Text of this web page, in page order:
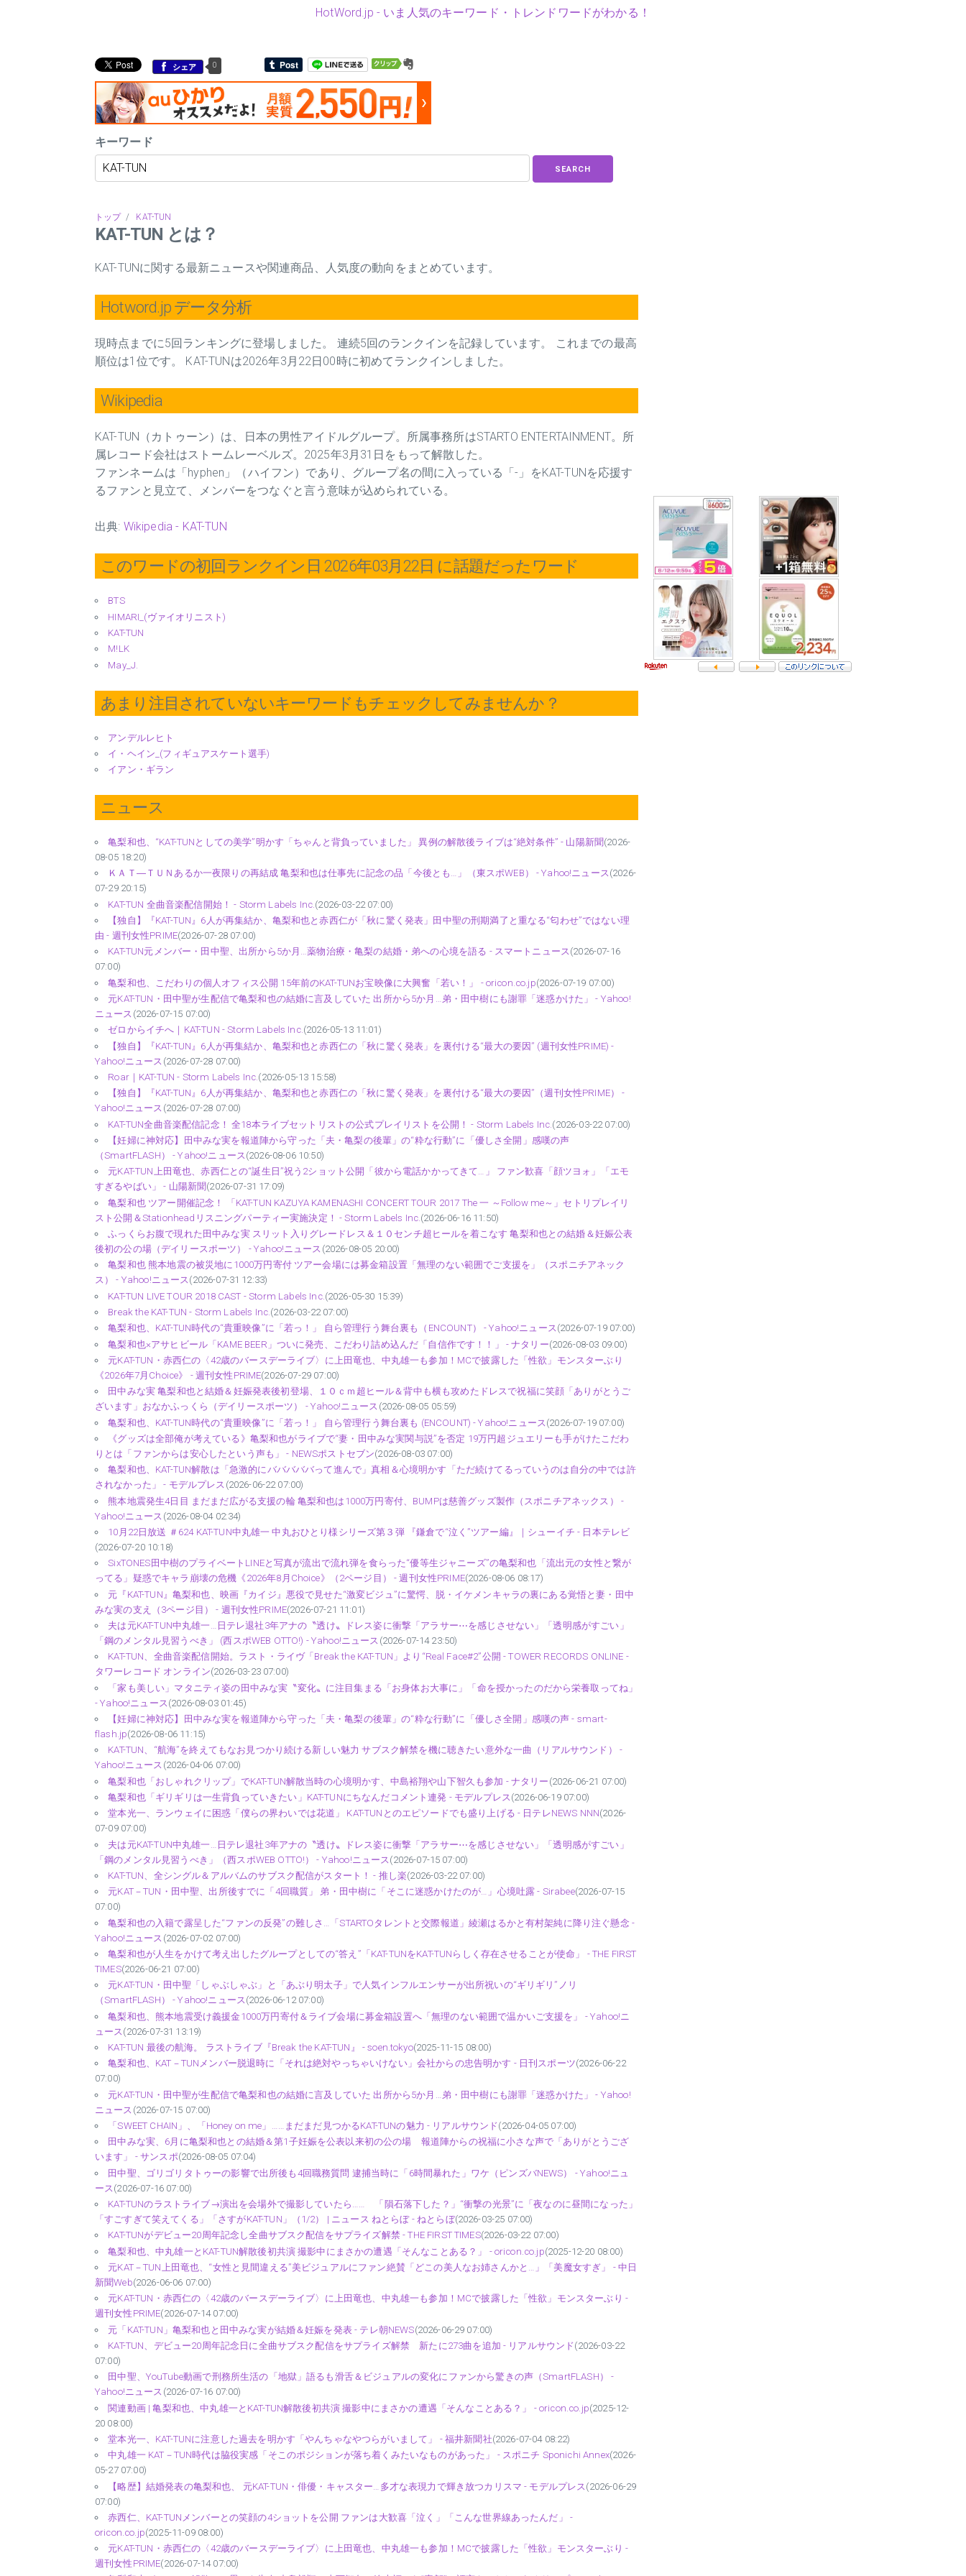
HotWord.jp - いま人気のキーワード・トレンドワードがわかる！
シェア 0
キーワード
SEARCH
トップ/ KAT-TUN
KAT-TUN とは？
KAT-TUNに関する最新ニュースや関連商品、人気度の動向をまとめています。
Hotword.jp データ分析
現時点までに5回ランキングに登場しました。 連続5回のランクインを記録しています。 これまでの最高
順位は1位です。 KAT-TUNは2026年3月22日00時に初めてランクインしました。
Wikipedia
KAT-TUN（カトゥーン）は、日本の男性アイドルグループ。所属事務所はSTARTO ENTERTAINMENT。所
属レコード会社はストームレーベルズ。2025年3月31日をもって解散した。
ファンネームは「hyphen」（ハイフン）であり、グループ名の間に入っている「-」をKAT-TUNを応援す
るファンと見立て、メンバーをつなぐと言う意味が込められている。
出典: Wikipedia - KAT-TUN
このワードの初回ランクイン日 2026年03月22日 に話題だったワード
BTS
HIMARI_(ヴァイオリニスト)
KAT-TUN
M!LK
May_J.
あまり注目されていないキーワードもチェックしてみませんか？
アンデルレヒト
イ・ヘイン_(フィギュアスケート選手)
イアン・ギラン
ニュース
亀梨和也、“KAT-TUNとしての美学”明かす「ちゃんと背負っていました」 異例の解散後ライブは“絶対条件” - 山陽新聞(2026-
08-05 18:20)
ＫＡＴ―ＴＵＮあるか一夜限りの再結成 亀梨和也は仕事先に記念の品「今後とも…」（東スポWEB） - Yahoo!ニュース(2026-
07-29 20:15)
KAT-TUN 全曲音楽配信開始！ - Storm Labels Inc. (2026-03-22 07:00)
【独自】『KAT-TUN』6人が再集結か、亀梨和也と赤西仁が「秋に驚く発表」田中聖の刑期満了と重なる“匂わせ”ではない理
由 - 週刊女性PRIME(2026-07-28 07:00)
KAT-TUN元メンバー・田中聖、出所から5か月…薬物治療・亀梨の結婚・弟への心境を語る - スマートニュース(2026-07-16
07:00)
亀梨和也、こだわりの個人オフィス公開 15年前のKAT-TUNお宝映像に大興奮「若い！」 - oricon.co.jp(2026-07-19 07:00)
元KAT-TUN・田中聖が生配信で亀梨和也の結婚に言及していた 出所から5か月…弟・田中樹にも謝罪「迷惑かけた」 - Yahoo!
ニュース (2026-07-15 07:00)
ゼロからイチへ｜KAT-TUN - Storm Labels Inc.(2026-05-13 11:01)
【独自】『KAT-TUN』6人が再集結か、亀梨和也と赤西仁の「秋に驚く発表」を裏付ける“最大の要因” (週刊女性PRIME) -
Yahoo!ニュース (2026-07-28 07:00)
Roar｜KAT-TUN - Storm Labels Inc.(2026-05-13 15:58)
【独自】『KAT-TUN』6人が再集結か、亀梨和也と赤西仁の「秋に驚く発表」を裏付ける“最大の要因”（週刊女性PRIME） -
Yahoo!ニュース (2026-07-28 07:00)
KAT-TUN全曲音楽配信記念！ 全18本ライブセットリストの公式プレイリストを公開！ - Storm Labels Inc. (2026-03-22 07:00)
【妊婦に神対応】田中みな実を報道陣から守った「夫・亀梨の後輩」の“粋な行動”に「優しさ全開」感嘆の声
（SmartFLASH） - Yahoo!ニュース(2026-08-06 10:50)
元KAT-TUN上田竜也、赤西仁との“誕生日”祝う2ショット公開「彼から電話かかってきて…」 ファン歓喜「顔ツヨォ」「エモ
すぎるやばい」 - 山陽新聞(2026-07-31 17:09)
亀梨和也 ツアー開催記念！ 「KAT-TUN KAZUYA KAMENASHI CONCERT TOUR 2017 The 一 ～Follow me～」セトリプレイリ
スト公開＆Stationheadリスニングパーティー実施決定！ - Storm Labels Inc. (2026-06-16 11:50)
ふっくらお腹で現れた田中みな実 スリット入りグレードレス＆１０センチ超ヒールを着こなす 亀梨和也との結婚＆妊娠公表
後初の公の場（デイリースポーツ） - Yahoo!ニュース (2026-08-05 20:00)
亀梨和也 熊本地震の被災地に1000万円寄付 ツアー会場には募金箱設置「無理のない範囲でご支援を」（スポニチアネック
ス） - Yahoo!ニュース(2026-07-31 12:33)
KAT-TUN LIVE TOUR 2018 CAST - Storm Labels Inc. (2026-05-30 15:39)
Break the KAT-TUN - Storm Labels Inc.(2026-03-22 07:00)
亀梨和也、KAT-TUN時代の“貴重映像”に「若っ！」 自ら管理行う舞台裏も（ENCOUNT） - Yahoo!ニュース(2026-07-19 07:00)
亀梨和也×アサヒビール「KAME BEER」ついに発売、こだわり詰め込んだ「自信作です！！」 - ナタリー(2026-08-03 09:00)
元KAT-TUN・赤西仁の〈42歳のバースデーライブ〉に上田竜也、中丸雄一も参加！MCで披露した「性欲」モンスターぶり
《2026年7月Choice》 - 週刊女性PRIME(2026-07-29 07:00)
田中みな実 亀梨和也と結婚＆妊娠発表後初登場、１０ｃｍ超ヒール＆背中も横も攻めたドレスで祝福に笑顔「ありがとうご
ざいます」おなかふっくら（デイリースポーツ） - Yahoo!ニュース (2026-08-05 05:59)
亀梨和也、KAT-TUN時代の“貴重映像”に「若っ！」 自ら管理行う舞台裏も (ENCOUNT) - Yahoo!ニュース (2026-07-19 07:00)
《グッズは全部俺が考えている》亀梨和也がライブで“妻・田中みな実関与説”を否定 19万円超ジュエリーも手がけたこだわ
りとは「ファンからは安心したという声も」 - NEWSポストセブン(2026-08-03 07:00)
亀梨和也、KAT-TUN解散は「急激的にバババババって進んで」真相＆心境明かす「ただ続けてるっていうのは自分の中では許
されなかった」 - モデルプレス (2026-06-22 07:00)
熊本地震発生4日目 まだまだ広がる支援の輪 亀梨和也は1000万円寄付、BUMPは慈善グッズ製作（スポニチアネックス） -
Yahoo!ニュース (2026-08-04 02:34)
10月22日放送 ＃624 KAT-TUN中丸雄一 中丸おひとり様シリーズ第３弾 『鎌倉で“泣く”ツアー編』｜シューイチ - 日本テレビ
(2026-07-20 10:18)
SixTONES田中樹のプライベートLINEと写真が流出で流れ弾を食らった“優等生ジャニーズ”の亀梨和也「流出元の女性と繋が
ってる」疑惑でキャラ崩壊の危機《2026年8月Choice》（2ページ目） - 週刊女性PRIME(2026-08-06 08:17)
元『KAT-TUN』亀梨和也、映画『カイジ』悪役で見せた“激変ビジュ”に驚愕、脱・イケメンキャラの裏にある覚悟と妻・田中
みな実の支え（3ページ目） - 週刊女性PRIME(2026-07-21 11:01)
夫は元KAT-TUN中丸雄一…日テレ退社3年アナの〝透け〟ドレス姿に衝撃「アラサー⋯を感じさせない」「透明感がすごい」
「鋼のメンタル見習うべき」 (西スポWEB OTTO!) - Yahoo!ニュース (2026-07-14 23:50)
KAT-TUN、全曲音楽配信開始。ラスト・ライヴ「Break the KAT-TUN」より“Real Face#2”公開 - TOWER RECORDS ONLINE -
タワーレコード オンライン(2026-03-23 07:00)
「家も美しい」マタニティ姿の田中みな実〝変化〟に注目集まる「お身体お大事に」「命を授かったのだから栄養取ってね」
- Yahoo!ニュース (2026-08-03 01:45)
【妊婦に神対応】田中みな実を報道陣から守った「夫・亀梨の後輩」の“粋な行動”に「優しさ全開」感嘆の声 - smart-
flash.jp(2026-08-06 11:15)
KAT-TUN、“航海”を終えてもなお見つかり続ける新しい魅力 サブスク解禁を機に聴きたい意外な一曲（リアルサウンド） -
Yahoo!ニュース (2026-04-06 07:00)
亀梨和也「おしゃれクリップ」でKAT-TUN解散当時の心境明かす、中島裕翔や山下智久も参加 - ナタリー (2026-06-21 07:00)
亀梨和也「ギリギリは一生背負っていきたい」KAT-TUNにちなんだコメント連発 - モデルプレス (2026-06-19 07:00)
堂本光一、ランウェイに困惑「僕らの界わいでは花道」 KAT-TUNとのエピソードでも盛り上げる - 日テレNEWS NNN(2026-
07-09 07:00)
夫は元KAT-TUN中丸雄一…日テレ退社3年アナの〝透け〟ドレス姿に衝撃「アラサー⋯を感じさせない」「透明感がすごい」
「鋼のメンタル見習うべき」（西スポWEB OTTO!） - Yahoo!ニュース (2026-07-15 07:00)
KAT-TUN、全シングル＆アルバムのサブスク配信がスタート！ - 推し楽(2026-03-22 07:00)
元KAT－TUN・田中聖、出所後すでに「4回職質」 弟・田中樹に「そこに迷惑かけたのが…」心境吐露 - Sirabee(2026-07-15
07:00)
亀梨和也の入籍で露呈した“ファンの反発”の難しさ…「STARTOタレントと交際報道」綾瀬はるかと有村架純に降り注ぐ懸念 -
Yahoo!ニュース (2026-07-02 07:00)
亀梨和也が人生をかけて考え出したグループとしての“答え”「KAT-TUNをKAT-TUNらしく存在させることが使命」 - THE FIRST
TIMES(2026-06-21 07:00)
元KAT-TUN・田中聖「しゃぶしゃぶ」と「あぶり明太子」で人気インフルエンサーが出所祝いの“ギリギリ”ノリ
（SmartFLASH） - Yahoo!ニュース(2026-06-12 07:00)
亀梨和也、熊本地震受け義援金1000万円寄付＆ライブ会場に募金箱設置へ「無理のない範囲で温かいご支援を」 - Yahoo!ニ
ュース (2026-07-31 13:19)
KAT-TUN 最後の航海。 ラストライブ『Break the KAT-TUN』 - soen.tokyo(2025-11-15 08:00)
亀梨和也、KAT－TUNメンバー脱退時に「それは絶対やっちゃいけない」会社からの忠告明かす - 日刊スポーツ(2026-06-22
07:00)
元KAT-TUN・田中聖が生配信で亀梨和也の結婚に言及していた 出所から5か月…弟・田中樹にも謝罪「迷惑かけた」 - Yahoo!
ニュース (2026-07-15 07:00)
「SWEET CHAIN」、「Honey on me」……まだまだ見つかるKAT-TUNの魅力 - リアルサウンド(2026-04-05 07:00)
田中みな実、6月に亀梨和也との結婚＆第1子妊娠を公表以来初の公の場 報道陣からの祝福に小さな声で「ありがとうござ
います」 - サンスポ(2026-08-05 07:04)
田中聖、ゴリゴリタトゥーの影響で出所後も4回職務質問 逮捕当時に「6時間暴れた」ワケ（ピンズバNEWS） - Yahoo!ニュ
ース (2026-07-16 07:00)
KAT-TUNのラストライブ→演出を会場外で撮影していたら…… 「隕石落下した？」“衝撃の光景”に「夜なのに昼間になった」
「すごすぎて笑えてくる」「さすがKAT-TUN」（1/2） | ニュース ねとらぼ - ねとらぼ(2026-03-25 07:00)
KAT-TUNがデビュー20周年記念し全曲サブスク配信をサプライズ解禁 - THE FIRST TIMES(2026-03-22 07:00)
亀梨和也、中丸雄一とKAT-TUN解散後初共演 撮影中にまさかの遭遇「そんなことある？」 - oricon.co.jp(2025-12-20 08:00)
元KAT－TUN上田竜也、“女性と見間違える”美ビジュアルにファン絶賛「どこの美人なお姉さんかと…」「美魔女すぎ」 - 中日
新聞Web(2026-06-06 07:00)
元KAT-TUN・赤西仁の〈42歳のバースデーライブ〉に上田竜也、中丸雄一も参加！MCで披露した「性欲」モンスターぶり -
週刊女性PRIME(2026-07-14 07:00)
元「KAT-TUN」亀梨和也と田中みな実が結婚＆妊娠を発表 - テレ朝NEWS(2026-06-29 07:00)
KAT-TUN、デビュー20周年記念日に全曲サブスク配信をサプライズ解禁 新たに273曲を追加 - リアルサウンド(2026-03-22
07:00)
田中聖、YouTube動画で刑務所生活の「地獄」語るも滑舌＆ビジュアルの変化にファンから驚きの声（SmartFLASH） -
Yahoo!ニュース (2026-07-16 07:00)
関連動画 | 亀梨和也、中丸雄一とKAT-TUN解散後初共演 撮影中にまさかの遭遇「そんなことある？」 - oricon.co.jp(2025-12-
20 08:00)
堂本光一、KAT-TUNに注意した過去を明かす「やんちゃなやつらがいまして」 - 福井新聞社(2026-07-04 08:22)
中丸雄一 KAT－TUN時代は脇役実感「そこのポジションが落ち着くみたいなものがあった」 - スポニチ Sponichi Annex(2026-
05-27 07:00)
【略歴】結婚発表の亀梨和也、 元KAT-TUN・俳優・キャスター…多才な表現力で輝き放つカリスマ - モデルプレス (2026-06-29
07:00)
赤西仁、KAT-TUNメンバーとの笑顔の4ショットを公開 ファンは大歓喜「泣く」「こんな世界線あったんだ」 -
oricon.co.jp(2025-11-09 08:00)
元KAT-TUN・赤西仁の〈42歳のバースデーライブ〉に上田竜也、中丸雄一も参加！MCで披露した「性欲」モンスターぶり -
週刊女性PRIME(2026-07-14 07:00)